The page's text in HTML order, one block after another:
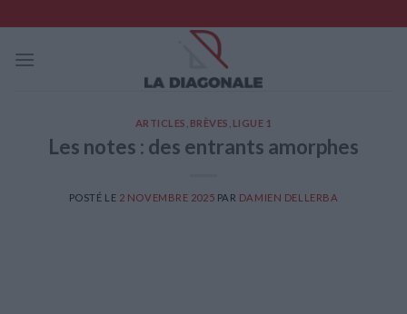
to
content
ARTICLES BRÈVES LIGUE 1
Les notes : des entrants amorphes
POSTÉ LE 2 NOVEMBRE 2025 PAR DAMIEN DELLERBA